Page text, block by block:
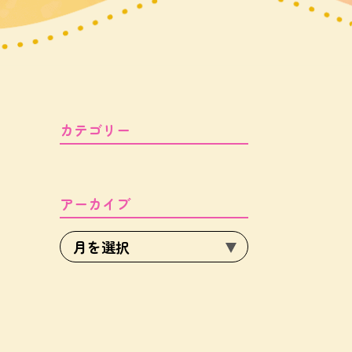
カテゴリー
アーカイブ